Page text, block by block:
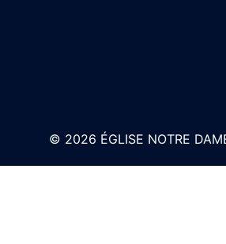
© 2026 ÉGLISE NOTRE